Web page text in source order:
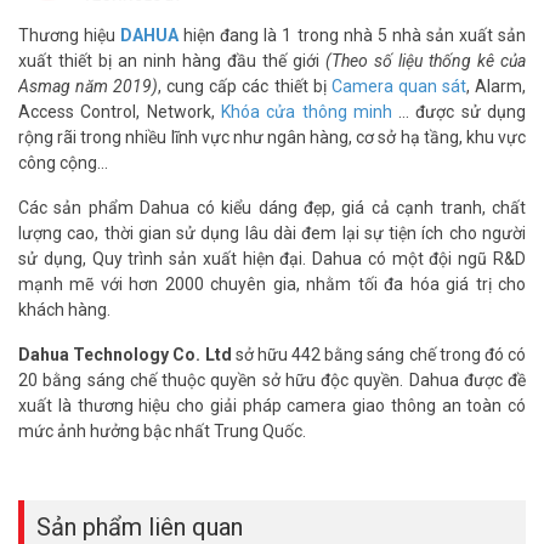
Thương hiệu DAHUA hiện đang là 1 trong nhà 5 nhà sản xuất sản
xuất thiết bị an ninh hàng đầu thế giới (Theo số liệu thống kê của
Asmag năm 2019), cung cấp các thiết bị Camera quan sát, Alarm,
Access Control, Network, Khóa cửa thông minh … được sử dụng
rộng rãi trong nhiều lĩnh vực như ngân hàng, cơ sở hạ tầng, khu vực
công cộng…
Các sản phẩm Dahua có kiểu dáng đẹp, giá cả cạnh tranh, chất
lượng cao, thời gian sử dụng lâu dài đem lại sự tiện ích cho người
sử dụng, Quy trình sản xuất hiện đại. Dahua có một đội ngũ R&D
mạnh mẽ với hơn 2000 chuyên gia, nhằm tối đa hóa giá trị cho
khách hàng.
Dahua Technology Co. Ltd sở hữu 442 bằng sáng chế trong đó có
20 bằng sáng chế thuộc quyền sở hữu độc quyền. Dahua được đề
xuất là thương hiệu cho giải pháp camera giao thông an toàn có
mức ảnh hưởng bậc nhất Trung Quốc.
Sản phẩm liên quan